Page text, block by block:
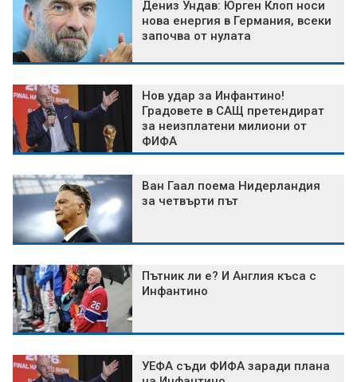
Дениз Ундав: Юрген Клоп носи
нова енергия в Германия, всеки
започва от нулата
Нов удар за Инфантино!
Градовете в САЩ претендират
за неизплатени милиони от
ФИФА
Ван Гаал поема Нидерландия
за четвърти път
Пътник ли е? И Англия къса с
Инфантино
УЕФА съди ФИФА заради плана